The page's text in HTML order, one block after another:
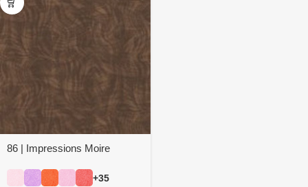
86 | Impressions Moire
+35